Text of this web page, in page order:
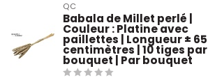
QC
Babala de Millet perlé |
Couleur : Platine avec
paillettes | Longueur ± 65
centimètres | 10 tiges par
bouquet | Par bouquet